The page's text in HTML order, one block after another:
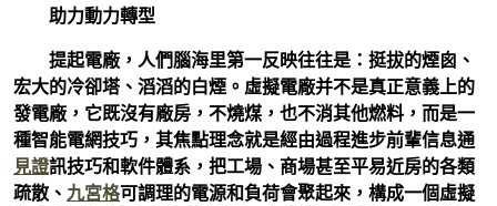
助力動力轉型
提起電廠，人們腦海里第一反映往往是：挺拔的煙囪、
宏大的冷卻塔、滔滔的白煙。虛擬電廠并不是真正意義上的
發電廠，它既沒有廠房，不燒煤，也不消其他燃料，而是一
種智能電網技巧，其焦點理念就是經由過程進步前輩信息通
見證訊技巧和軟件體系，把工場、商場甚至平易近房的各類
疏散、 九宮格可調理的電源和負荷會聚起來，構成一個虛擬